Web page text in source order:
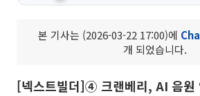
본 기사는 (2026-03-22 17:00)에
개 되었습니다.
[넥스트빌더]④ 크랜베리, AI 음원